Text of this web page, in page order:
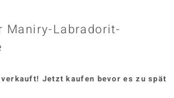
Maniry-Labradorit-
Jetzt kaufen bevor es zu spät